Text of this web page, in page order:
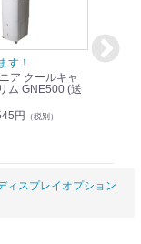
す！
ア クールキャ
ム GNE500 (送
円 （税別）
即納可
ィスプレイオプション